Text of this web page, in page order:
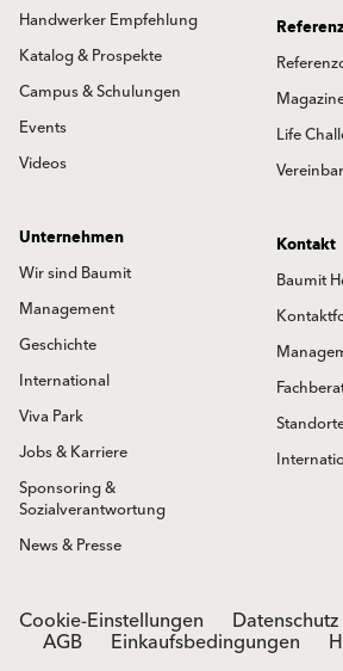
Handwerker Empfehlung
Katalog & Prospekte
Campus & Schulungen
Events
Videos
Life
Unternehmen
Wir sind Baumit
Management
Geschichte
International
Viva Park
Jobs & Karriere
Sponsoring &
Sozialverantwortung
News & Presse
Kontakt
Baumit
Cookie-Einstellungen Datenschutz
AGB Einkaufsbedingungen